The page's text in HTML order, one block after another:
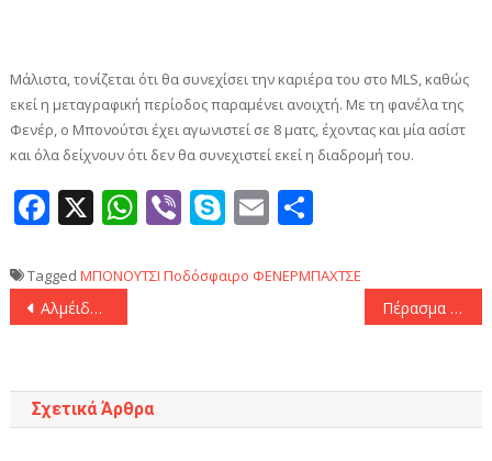
Μάλιστα, τονίζεται ότι θα συνεχίσει την καριέρα του στο MLS, καθώς
εκεί η μεταγραφική περίοδος παραμένει ανοιχτή. Με τη φανέλα της
Φενέρ, ο Μπονούτσι έχει αγωνιστεί σε 8 ματς, έχοντας και μία ασίστ
και όλα δείχνουν ότι δεν θα συνεχιστεί εκεί η διαδρομή του.
Facebook
X WhatsApp
ViberSkype
Email
Tagged ΜΠΟΝΟΥΤΣΙ Ποδόσφαιρο ΦΕΝΕΡΜΠΑΧΤΣΕ
Πλοήγηση
Αλμέιδα: «Εντυπωσιασμένος με την έντονη παρουσία των οπαδών της ΑΕΚ στην Κύπρο» Πέρασμα Πρωταθλητή από τον Ολυμπιακό στην Πυλαία (22-39)
Σχετικά Άρθρα